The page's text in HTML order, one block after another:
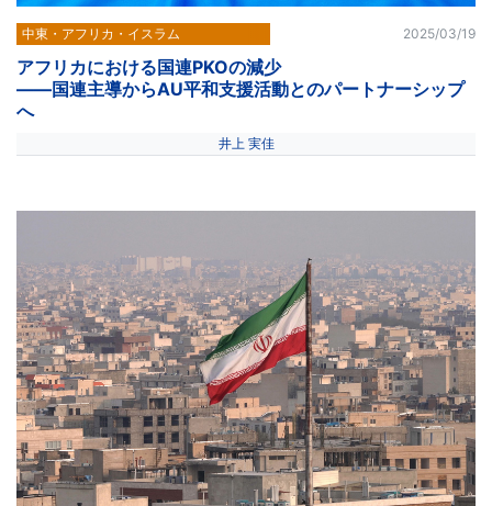
中東・アフリカ・イスラム 2025/03/19
アフリカにおける国連PKOの減少
――国連主導からAU平和支援活動とのパートナーシップ
へ
井上 実佳